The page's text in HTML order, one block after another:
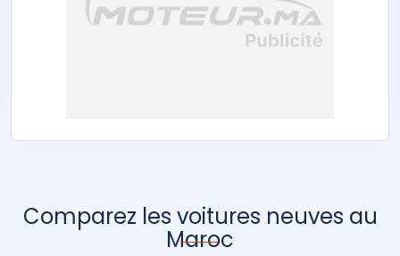
Comparez les voitures neuves au
Maroc